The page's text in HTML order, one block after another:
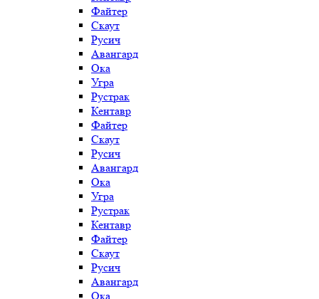
Файтер
Скаут
Русич
Авангард
Ока
Угра
Рустрак
Кентавр
Файтер
Скаут
Русич
Авангард
Ока
Угра
Рустрак
Кентавр
Файтер
Скаут
Русич
Авангард
Ока